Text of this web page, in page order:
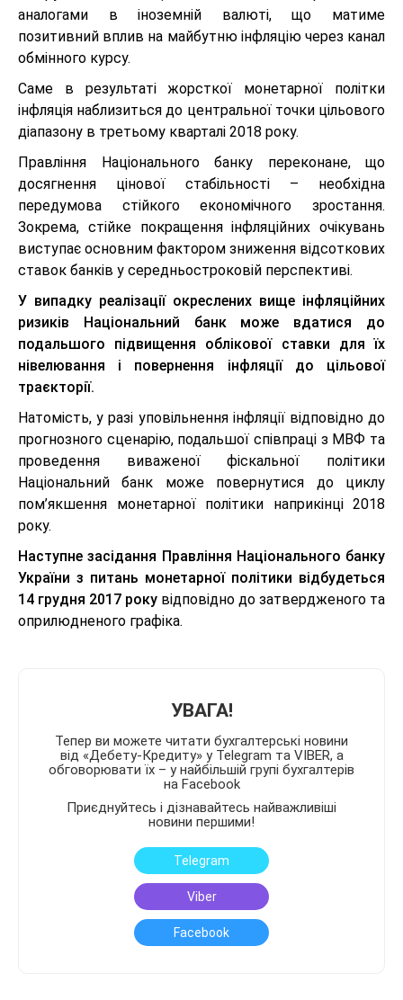
аналогами в іноземній валюті, що матиме
позитивний вплив на майбутню інфляцію через канал
обмінного курсу.
Саме в результаті жорсткої монетарної політки
інфляція наблизиться до центральної точки цільового
діапазону в третьому кварталі 2018 року.
Правління Національного банку переконане, що
досягнення цінової стабільності – необхідна
передумова стійкого економічного зростання.
Зокрема, стійке покращення інфляційних очікувань
виступає основним фактором зниження відсоткових
ставок банків у середньостроковій перспективі.
У випадку реалізації окреслених вище інфляційних
ризиків Національний банк може вдатися до
подальшого підвищення облікової ставки для їх
нівелювання і повернення інфляції до цільової
траєкторії.
Натомість, у разі уповільнення інфляції відповідно до
прогнозного сценарію, подальшої співпраці з МВФ та
проведення виваженої фіскальної політики
Національний банк може повернутися до циклу
пом’якшення монетарної політики наприкінці 2018
року.
Наступне засідання Правління Національного банку
України з питань монетарної політики відбудеться
14 грудня 2017 року відповідно до затвердженого та
оприлюдненого графіка.
УВАГА!
Тепер ви можете читати бухгалтерські новини
від «Дебету-Кредиту» у Telegram та VIBER, а
обговорювати їх – у найбільшій групі бухгалтерів
на Facebook
Приєднуйтесь і дізнавайтесь найважливіші
новини першими!
Telegram
Viber
Facebook